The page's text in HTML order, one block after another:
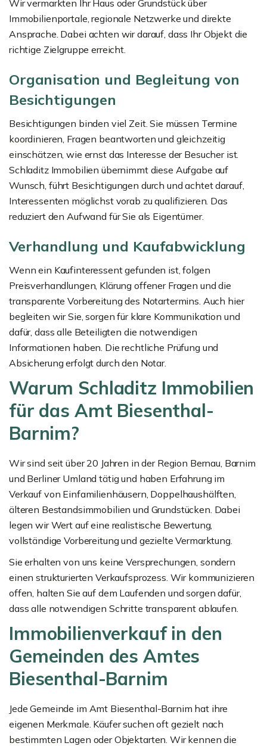
Wir vermarkten Ihr Haus oder Grundstück über
Immobilienportale, regionale Netzwerke und direkte
Ansprache. Dabei achten wir darauf, dass Ihr Objekt die
richtige Zielgruppe erreicht.
Organisation und Begleitung von
Besichtigungen
Besichtigungen binden viel Zeit. Sie müssen Termine
koordinieren, Fragen beantworten und gleichzeitig
einschätzen, wie ernst das Interesse der Besucher ist.
Schladitz Immobilien übernimmt diese Aufgabe auf
Wunsch, führt Besichtigungen durch und achtet darauf,
Interessenten möglichst vorab zu qualifizieren. Das
reduziert den Aufwand für Sie als Eigentümer.
Verhandlung und Kaufabwicklung
Wenn ein Kaufinteressent gefunden ist, folgen
Preisverhandlungen, Klärung offener Fragen und die
transparente Vorbereitung des Notartermins. Auch hier
begleiten wir Sie, sorgen für klare Kommunikation und
dafür, dass alle Beteiligten die notwendigen
Informationen haben. Die rechtliche Prüfung und
Absicherung erfolgt durch den Notar.
Warum Schladitz Immobilien
für das Amt Biesenthal-
Barnim?
Wir sind seit über 20 Jahren in der Region Bernau, Barnim
und Berliner Umland tätig und haben Erfahrung im
Verkauf von Einfamilienhäusern, Doppelhaushälften,
älteren Bestandsimmobilien und Grundstücken. Dabei
legen wir Wert auf eine realistische Bewertung,
vollständige Vorbereitung und gezielte Vermarktung.
Sie erhalten von uns keine Versprechungen, sondern
einen strukturierten Verkaufsprozess. Wir kommunizieren
offen, halten Sie auf dem Laufenden und sorgen dafür,
dass alle notwendigen Schritte transparent ablaufen.
Immobilienverkauf in den
Gemeinden des Amtes
Biesenthal-Barnim
Jede Gemeinde im Amt Biesenthal-Barnim hat ihre
eigenen Merkmale. Käufer suchen oft gezielt nach
bestimmten Lagen oder Objektarten. Wir kennen die